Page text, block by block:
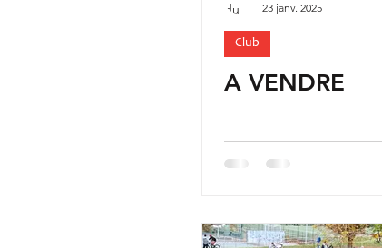
23 janv. 2025
Club
A VENDRE